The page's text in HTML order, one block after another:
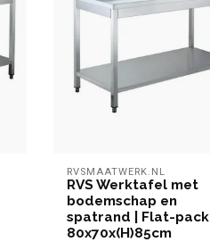
RVSMAATWERK.NL
RVS Werktafel met
bodemschap en
spatrand | Flat-pack |
80x70x(H)85cm